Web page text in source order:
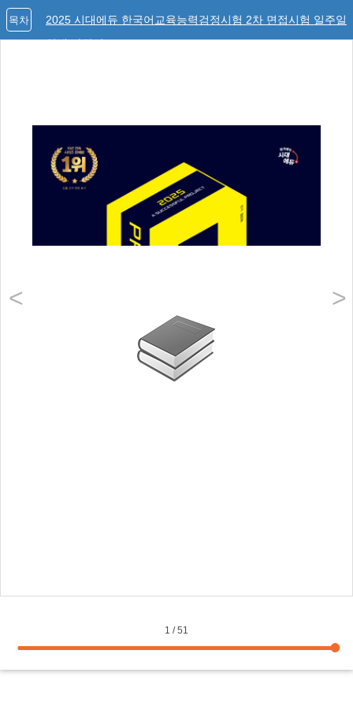
2025 시대에듀 한국어교육능력검정시험 2차 면접시험 일주일
안에 다잡기
목차
< >
1 /51